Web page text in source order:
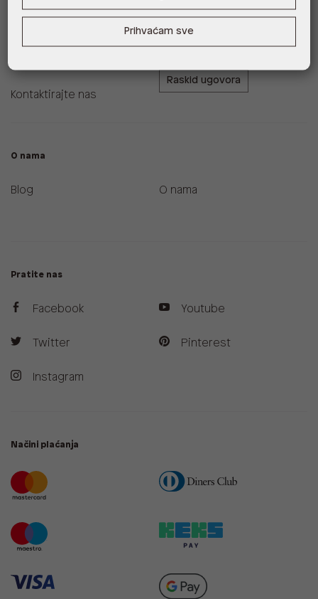
Kontaktirajte nas
ALDO A-List program
vjernosti
Raskid ugovora
O nama
Blog O nama
Pratite nas
Facebook
Twitter
Instagram
Youtube
Pinterest
Načini plaćanja
Prihvaćam sve